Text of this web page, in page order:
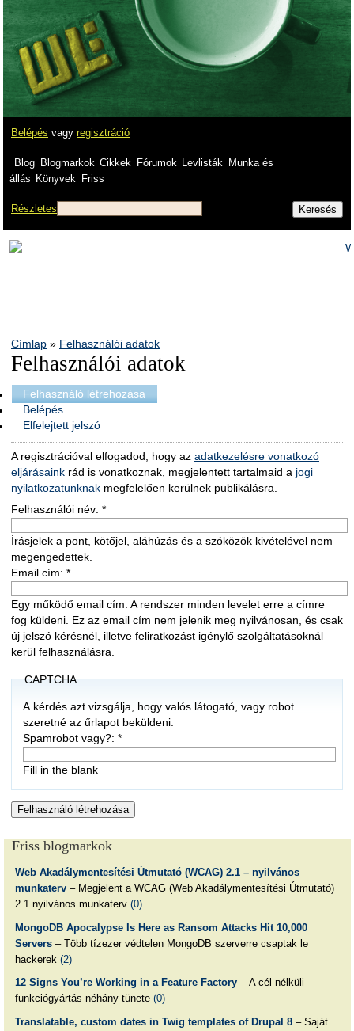
Belépés vagy regisztráció
Blog Blogmarkok Cikkek Fórumok Levlisták
Munka és
állás Könyvek Friss
Részletes
Címlap » Felhasználói adatok
Felhasználói adatok
Felhasználó létrehozása
Belépés
Elfelejtett jelszó
A regisztrációval elfogadod, hogy az adatkezelésre vonatkozó
eljárásaink rád is vonatkoznak, megjelentett tartalmaid a jogi
nyilatkozatunknak megfelelően kerülnek publikálásra.
Felhasználói név: *
Írásjelek a pont, kötőjel, aláhúzás és a szóközök kivételével nem
megengedettek.
Email cím: *
Egy működő email cím. A rendszer minden levelet erre a címre
fog küldeni. Ez az email cím nem jelenik meg nyilvánosan, és csak
új jelszó kérésnél, illetve feliratkozást igénylő szolgáltatásoknál
kerül felhasználásra.
CAPTCHA
A kérdés azt vizsgálja, hogy valós látogató, vagy robot
szeretné az űrlapot beküldeni.
Spamrobot vagy?:*
Fill in the blank
Friss blogmarkok
Web Akadálymentesítési Útmutató (WCAG) 2.1 – nyilvános
munkaterv– Megjelent a WCAG (Web Akadálymentesítési Útmutató)
2.1 nyilvános munkaterv (0)
MongoDB Apocalypse Is Here as Ransom Attacks Hit 10,000
Servers– Több tízezer védtelen MongoDB szerverre csaptak le
hackerek (2)
12 Signs You’re Working in a Feature Factory– A cél nélküli
funkciógyártás néhány tünete (0)
Translatable, custom dates in Twig templates of Drupal 8– Saját